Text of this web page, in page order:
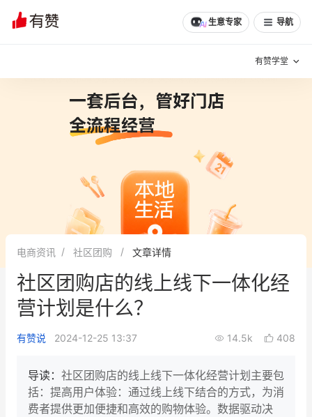
生意专家 导航
有赞学堂
增长方法
有赞专家说
新零售最佳实践
面对面聊增长
新零售大会
增长产品指南
电商资讯 社区团购 文章详情
社区团购店的线上线下一体化经
营计划是什么？
有赞说 2024-12-25 13:37 14.5k 408
导读： 社区团购店的线上线下一体化经营计划主要包
括：提高用户体验：通过线上线下结合的方式，为消
费者提供更加便捷和高效的购物体验。数据驱动决